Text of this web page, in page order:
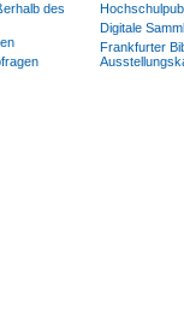
des
Digitale
Frankfurter